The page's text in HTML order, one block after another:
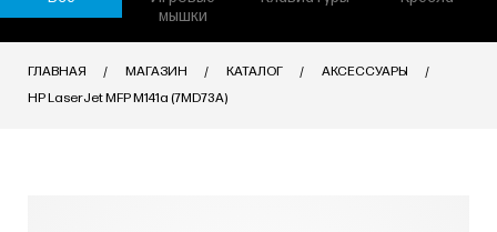
мышки
ГЛАВНАЯ МАГАЗИН КАТАЛОГ
АКСЕССУАРЫ
HP LaserJet MFP M141a (7MD73A)